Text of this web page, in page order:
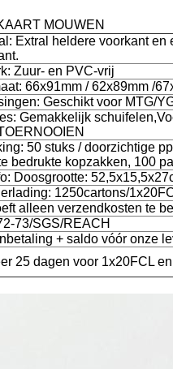
MOUWEN
Extral heldere voorkant en
Zuur- en PVC-vrij
66x91mm / 62x89mm /
Geschikt voor MTG/
Gemakkelijk
50 stuks / doorzichtige
bedrukte kopzakken, 100
Doosgrootte:
1250cartons/
alleen verzendkosten te
73/SGS/REACH
+ saldo vóór onze
25 dagen voor 1x20FCL